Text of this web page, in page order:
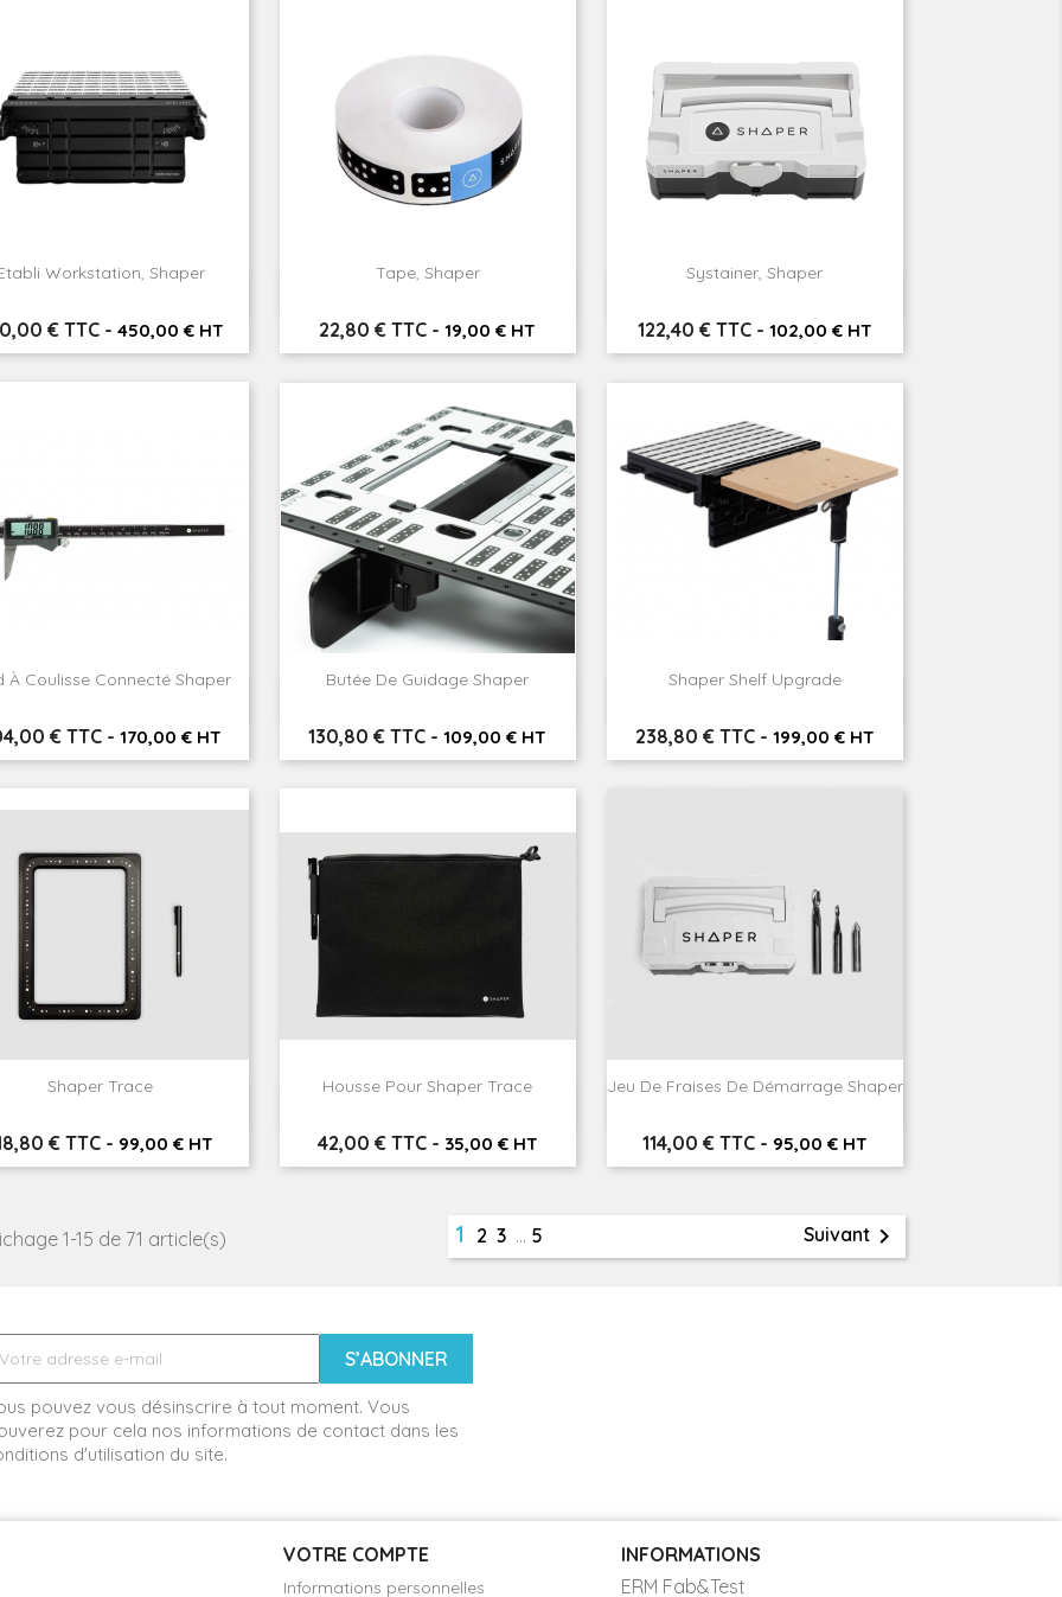
Workstation, Shaper
€ TTC - 450,00 € HT
Tape, Shaper
Prix
22,80 € TTC - 19,00 € HT
Systainer, Shaper
Prix
122,40 € TTC - 102,00 € HT
À Coulisse Connecté Shaper
€ TTC - 170,00 € HT
Butée De Guidage Shaper
Prix
130,80 € TTC - 109,00 € HT
Shaper Shelf Upgrade
Prix
238,80 € TTC - 199,00 € HT
Shaper Trace
€ TTC - 99,00 € HT
Housse Pour Shaper Trace
Prix
42,00 € TTC - 35,00 € HT
Jeu De Fraises De Démarrage Shaper
Prix
114,00 € TTC - 95,00 € HT
1-15 de 71 article(s) 1 2 3 … 5 Suivant
pouvez vous désinscrire à tout moment. Vous
pour cela nos informations de contact dans les
d'utilisation du site.
VOTRE COMPTE
Informations personnelles
INFORMATIONS
ERM Fab&Test